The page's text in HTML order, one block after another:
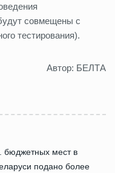
совмещены с
тестирования).
Автор: БЕЛТА
бюджетных мест в
подано более